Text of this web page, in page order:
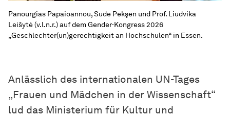
Panourgias Papaioannou, Sude Pekşen und Prof. Liudvika
Leišytė (v.l.n.r.) auf dem Gender-Kongress 2026
„Geschlechter(un)gerechtigkeit an Hochschulen“ in Essen.
Anlässlich des internationalen UN-Tages
„Frauen und Mädchen in der Wissenschaft“
lud das Ministerium für Kultur und